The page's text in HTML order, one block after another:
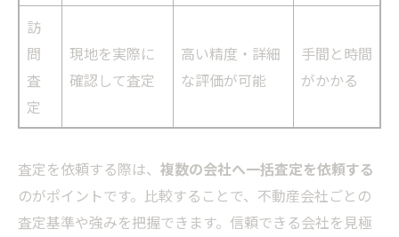
訪
問
査
定
現地を実際に
確認して査定
高い精度・詳細
な評価が可能
手間と時間
がかかる
査定を依頼する際は、 複数の会社へ一括査定を依頼する
のがポイントです。比較することで、不動産会社ごとの
査定基準や強みを把握できます。信頼できる会社を見極